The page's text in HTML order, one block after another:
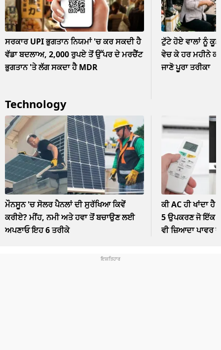
ਸਰਕਾਰ UPI ਭੁਗਤਾਨ ਨਿਯਮਾਂ 'ਚ ਕਰ ਸਕਦੀ ਹੈ
ਵੱਡਾ ਬਦਲਾਅ, 2,000 ਰੁਪਏ ਤੋਂ ਉੱਪਰ ਦੇ ਮਰਚੈਂਟ
ਭੁਗਤਾਨ 'ਤੇ ਲੱਗ ਸਕਦਾ ਹੈ MDR
ਟੁੱਟੇ ਹੋਏ ਵਾਲਾਂ ਨੂੰ
ਵੇਚ ਕੇ ਹਰ ਮਹੀਨੇ
ਜਾਣੋ ਪੂਰਾ ਤਰੀਕਾ
Technology
ਮੌਨਸੂਨ 'ਚ ਸੋਲਰ ਪੈਨਲਾਂ ਦੀ ਸੁਰੱਖਿਆ ਕਿਵੇਂ
ਕਰੀਏ? ਮੀਂਹ, ਨਮੀ ਅਤੇ ਹਵਾ ਤੋਂ ਬਚਾਉਣ ਲਈ
ਅਪਣਾਓ ਇਹ 6 ਤਰੀਕੇ
ਕੀ AC ਹੀ ਖਾਂਦਾ
5 ਉਪਕਰਣ ਜੋ ਇੱਕ
ਵੀ ਜ਼ਿਆਦਾ ਪਾਵਰ